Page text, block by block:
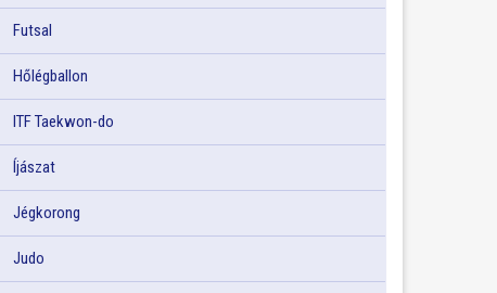
Futsal
Hőlégballon
ITF Taekwon-do
Íjászat
Jégkorong
Judo